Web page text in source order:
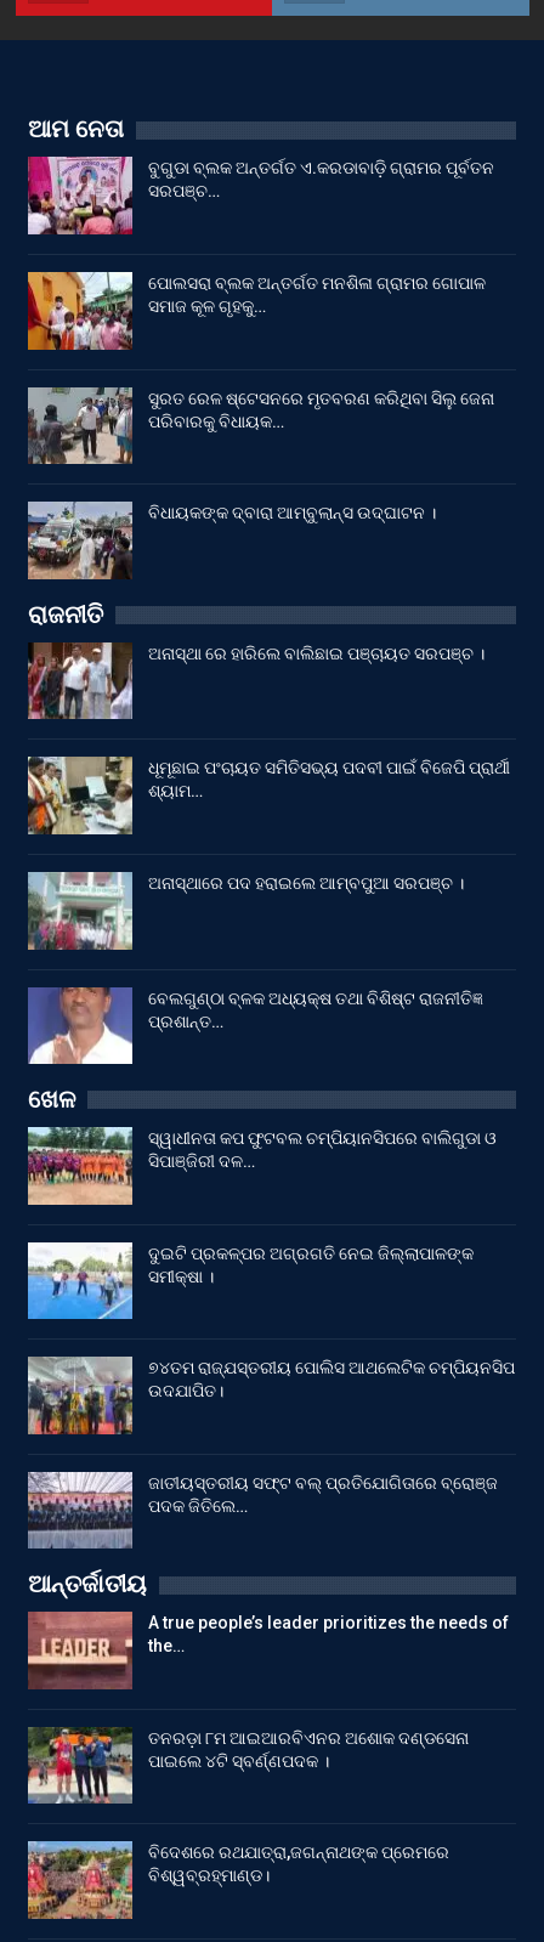
ଆମ ନେତା
ବୁଗୁଡା ବ୍ଲକ ଅନ୍ତର୍ଗତ ଏ.କରଡାବାଡ଼ି ଗ୍ରାମର ପୂର୍ବତନ
ସରପଞ୍ଚ…
ପୋଲସରା ବ୍ଲକ ଅନ୍ତର୍ଗତ ମନଶିଳା ଗ୍ରାମର ଗୋପାଳ
ସମାଜ କୂଳ ଗୃହକୁ…
ସୁରତ ରେଳ ଷ୍ଟେସନରେ ମୃତବରଣ କରିଥିବା ସିଲୁ ଜେନା
ପରିବାରକୁ ବିଧାୟକ…
ବିଧାୟକଙ୍କ ଦ୍ବାରା ଆମ୍ବୁଲାନ୍ସ ଉଦ୍‌ଘାଟନ ।
ରାଜନୀତି
ଅନାସ୍ଥା ରେ ହାରିଲେ ବାଲିଛାଇ ପଞ୍ଚାୟତ ସରପଞ୍ଚ ।
ଧୂମୂଛାଇ ପଂଚାୟତ ସମିତିସଭ୍ୟ ପଦବୀ ପାଇଁ ବିଜେପି ପ୍ରାର୍ଥୀ
ଶ୍ୟାମ…
ଅନାସ୍ଥାରେ ପଦ ହରାଇଲେ ଆମ୍ବପୁଆ ସରପଞ୍ଚ ।
ବେଲଗୁଣ୍ଠା ବ୍ଳକ ଅଧ୍ୟକ୍ଷ ତଥା ବିଶିଷ୍ଟ ରାଜନୀତିଜ୍ଞ
ପ୍ରଶାନ୍ତ…
ଖେଳ
ସ୍ୱାଧୀନତା କପ ଫୁଟବଲ ଚମ୍ପିୟାନସିପରେ ବାଲିଗୁଡା ଓ
ସିପାଞ୍ଜିରୀ ଦଳ…
ଦୁଇଟି ପ୍ରକଳ୍ପର ଅଗ୍ରଗତି ନେଇ ଜିଲ୍ଲାପାଳଙ୍କ
ସମୀକ୍ଷା ।
୭୪ତମ ରାଜ୍ଯସ୍ତରୀୟ ପୋଲିସ ଆଥଲେଟିକ ଚମ୍ପିୟନସିପ
ଉଦଯାପିତ।
ଜାତୀୟସ୍ତରୀୟ ସଫ୍ଟ ବଲ୍ ପ୍ରତିଯୋଗିତାରେ ବ୍ରୋଞ୍ଜ
ପଦକ ଜିତିଲେ…
ଆନ୍ତର୍ଜାତୀୟ
A true people’s leader prioritizes the needs of
the…
ତନରଡ଼ା ୮ମ ଆଇଆରବିଏନର ଅଶୋକ ଦଣ୍ଡସେନା
ପାଇଲେ ୪ଟି ସ୍ବର୍ଣ୍ଣପଦକ ।
ବିଦେଶରେ ରଥଯାତ୍ରା,ଜଗନ୍ନାଥଙ୍କ ପ୍ରେମରେ
ବିଶ୍ୱବ୍ରହ୍ମାଣ୍ଡ।